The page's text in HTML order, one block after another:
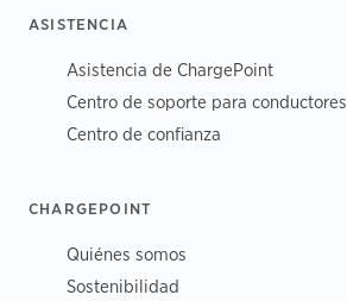
ASISTENCIA
Asistencia de ChargePoint
Centro de soporte para conductores
Centro de confianza
CHARGEPOINT
Quiénes somos
Sostenibilidad